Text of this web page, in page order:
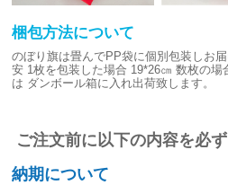
梱包方法について
のぼり旗は畳んでPP袋に個別包装しお届
安 1枚を包装した場合 19*26㎝ 数枚の場
は ダンボール箱に入れ出荷致します。
ご注文前に以下の内容を必
納期について